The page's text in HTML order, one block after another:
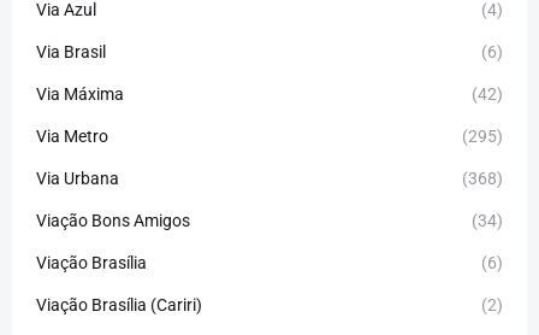
Via Azul (4)
Via Brasil (6)
Via Máxima (42)
Via Metro (295)
Via Urbana (368)
Viação Bons Amigos (34)
Viação Brasília (6)
Viação Brasília (Cariri) (2)